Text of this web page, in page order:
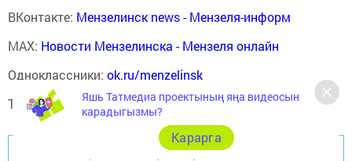
ВКонтакте: Мензелинск news - Мензеля-информ
MAX: Новости Мензелинска - Мензеля онлайн
Одноклассники: ok.ru/menzelinsk
Telegram-канал: Мензелинск news - Мензеля-информ
Перейти на страницу новости
Яшь Татмедиа проектының яңа видеосын
карадыгызмы?
Карарга